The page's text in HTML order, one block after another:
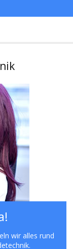
wir alles rund